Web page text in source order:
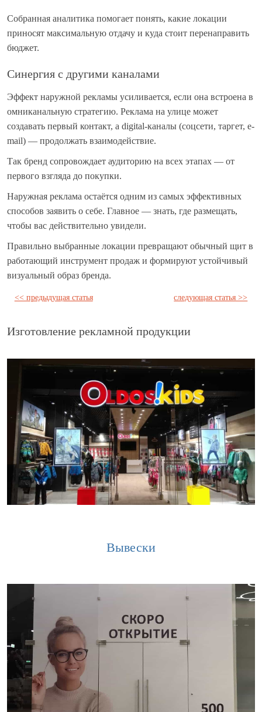
Собранная аналитика помогает понять, какие локации
приносят максимальную отдачу и куда стоит перенаправить
бюджет.
Синергия с другими каналами
Эффект наружной рекламы усиливается, если она встроена в
омниканальную стратегию. Реклама на улице может
создавать первый контакт, а digital-каналы (соцсети, таргет, e-
mail) — продолжать взаимодействие.
Так бренд сопровождает аудиторию на всех этапах — от
первого взгляда до покупки.
Наружная реклама остаётся одним из самых эффективных
способов заявить о себе. Главное — знать, где размещать,
чтобы вас действительно увидели.
Правильно выбранные локации превращают обычный щит в
работающий инструмент продаж и формируют устойчивый
визуальный образ бренда.
<< предыдущая статья следующая статья >>
Изготовление рекламной продукции
Вывески